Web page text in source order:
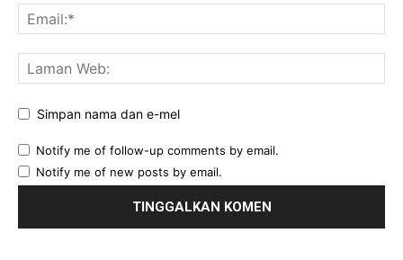
Simpan nama dan e-mel
Notify me of follow-up comments by email.
Notify me of new posts by email.